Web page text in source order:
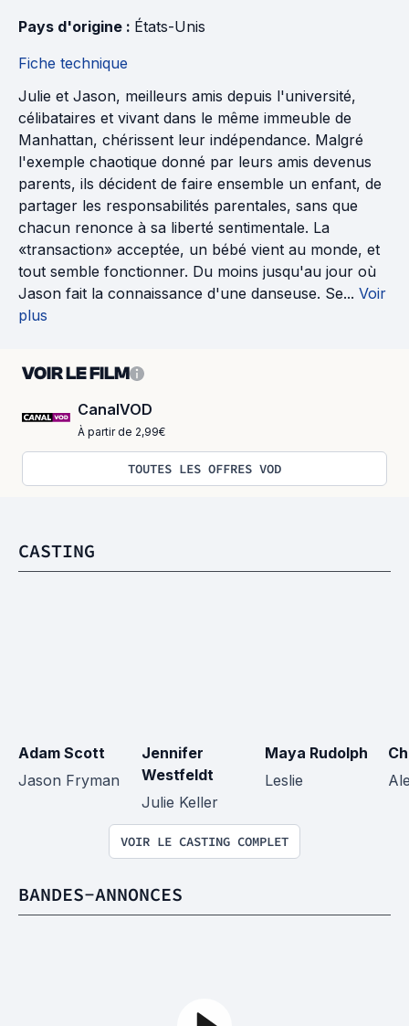
Pays d'origine : États-Unis
Fiche technique
Julie et Jason, meilleurs amis depuis l'université,
célibataires et vivant dans le même immeuble de
Manhattan, chérissent leur indépendance. Malgré
l'exemple chaotique donné par leurs amis devenus
parents, ils décident de faire ensemble un enfant, de
partager les responsabilités parentales, sans que
chacun renonce à sa liberté sentimentale. La
«transaction» acceptée, un bébé vient au monde, et
tout semble fonctionner. Du moins jusqu'au jour où
Jason fait la connaissance d'une danseuse. Se... Voir
plus
VOIR LE FILM
CanalVOD
À partir de 2,99€
TOUTES LES OFFRES VOD
CASTING
Adam Scott
Jason Fryman
Jennifer
Westfeldt
Julie Keller
Maya Rudolph
Leslie
VOIR LE CASTING COMPLET
BANDES-ANNONCES